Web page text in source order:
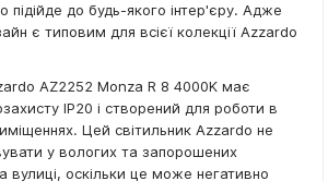
підійде до будь-якого інтер'єру. Адже
є типовим для всієї колекції Azzardo
AZ2252 Monza R 8 4000K має
IP20 і створений для роботи в
Цей світильник Azzardo не
у вологих та запорошених
вулиці, оскільки це може негативно